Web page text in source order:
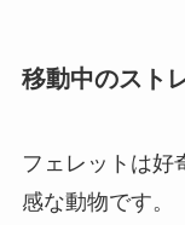
移動中のスト
フェレットは好
感な動物です。